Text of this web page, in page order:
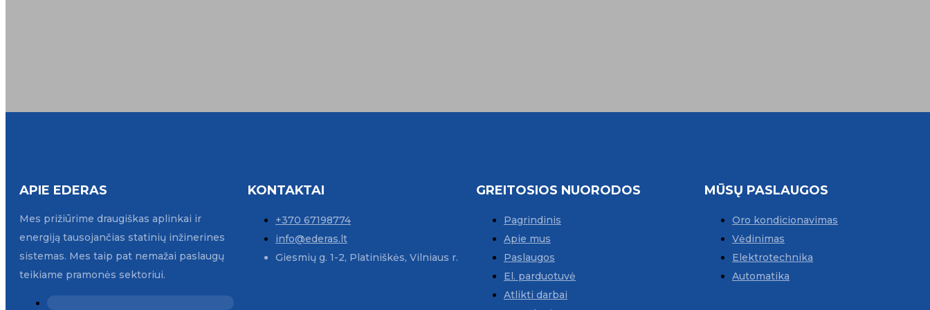
APIE EDERAS
Mes prižiūrime draugiškas aplinkai ir
energiją tausojančias statinių inžinerines
sistemas. Mes taip pat nemažai paslaugų
teikiame pramonės sektoriui.
KONTAKTAI
+370 67198774
info@ederas.lt
Giesmių g. 1-2, Platiniškės, Vilniaus r.
GREITOSIOS NUORODOS
Pagrindinis
Apie mus
Paslaugos
El. parduotuvė
Atlikti darbai
MŪSŲ PASLAUGOS
Oro kondicionavimas
Vėdinimas
Elektrotechnika
Automatika